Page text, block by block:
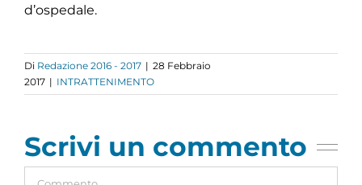
d’ospedale.
Di Redazione 2016 - 2017 | 28 Febbraio
2017 | INTRATTENIMENTO
Scrivi un commento
Commento